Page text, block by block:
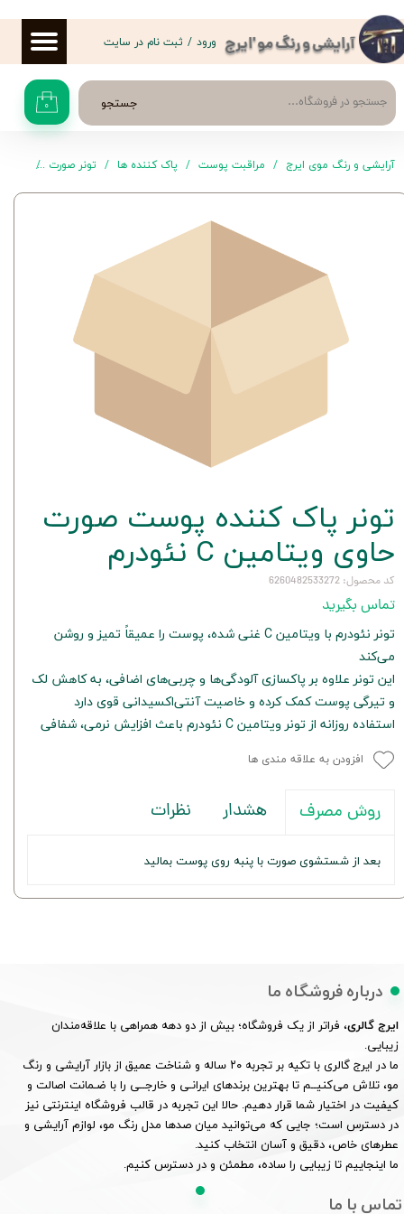
آرایشی و رنگ مو 'ایرج
جستجو ۰
ورود / ثبت نام در سایت
حساب کاربری من
تغییر گذر واژه
سفارشات
خروج از حساب کاربری
آرایشی و رنگ موی ایرج مراقبت پوست پاک کننده ها تونر صورت
تونر پاک کننده پوست صورت
حاوی ویتامین C نئودرم
کد محصول: 6260482533272
تماس بگیرید
تونر نئودرم با ویتامین C غنی شده، پوست را عمیقاً تمیز و روشن
می‌کند
این تونر علاوه بر پاکسازی آلودگی‌ها و چربی‌های اضافی، به کاهش لک
و تیرگی پوست کمک کرده و خاصیت آنتی‌اکسیدانی قوی دارد
استفاده روزانه از تونر ویتامین C نئودرم باعث افزایش نرمی، شفافی
افزودن به علاقه مندی ها
روش مصرف هشدار نظرات
بعد از شستشوی صورت با پنبه روی پوست بمالید
درباره فروشگاه ما
ایرج گالری، فراتر از یک فروشگاه؛ بیش از دو دهه همراهی با علاقه‌مندان
زیبایی.
ما در ایرج گالری با تکیه بر تجربه ۲۰ ساله و شناخت عمیق از بازار آرایشی و رنگ
مو، تلاش می‌کنیــم تا بهترین برندهای ایرانـی و خارجــی را با ضـمانت اصالت و
کیفیت در اختیار شما قرار دهیم. حالا این تجربه در قالب فروشگاه اینترنتی نیز
در دسترس است؛ جایی که می‌توانید میان صدها مدل رنگ مو، لوازم آرایشی و
عطرهای خاص، دقیق و آسان انتخاب کنید.
ما اینجاییم تا زیبایی را ساده، مطمئن و در دسترس کنیم.
تماس با ما